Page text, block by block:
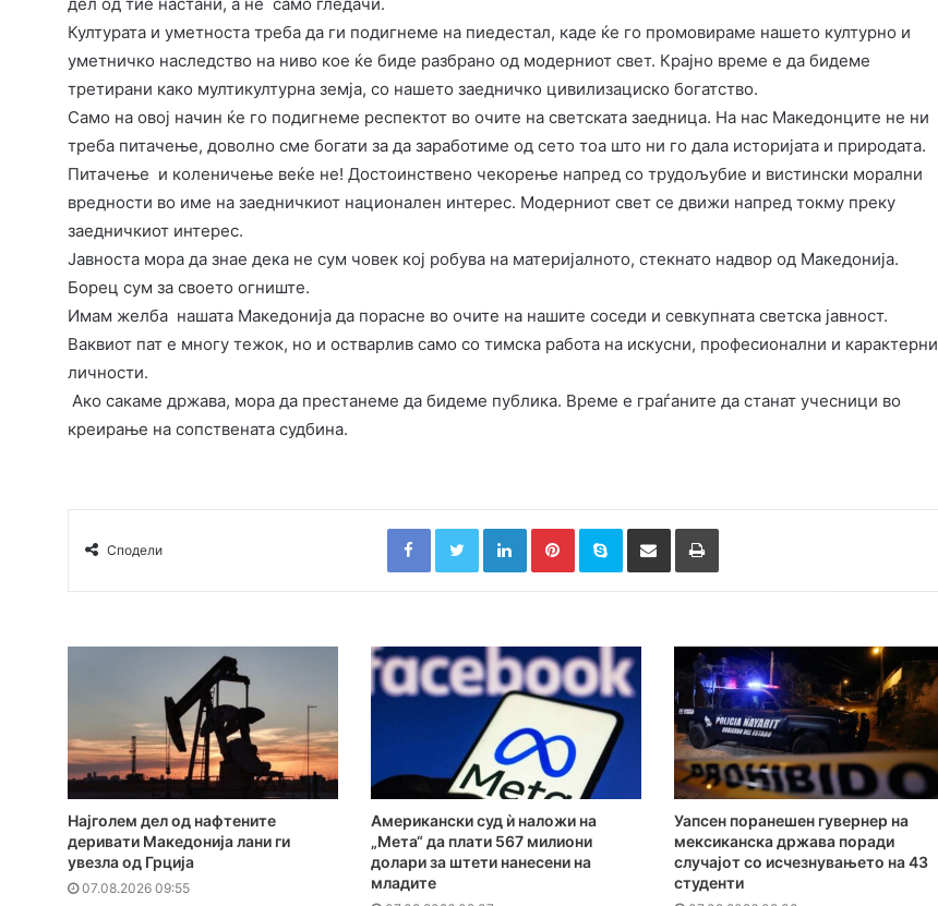
Културата и уметноста треба да ги подигнеме на пиедестал, каде ќе го промовираме нашето културно и
уметничко наследство на ниво кое ќе биде разбрано од модерниот свет. Крајно време е да бидеме
третирани како мултикултурна земја, со нашето заедничко цивилизациско богатство.
Само на овој начин ќе го подигнеме респектот во очите на светската заедница. На нас Македонците не ни
треба питачење, доволно сме богати за да заработиме од сето тоа што ни го дала историјата и природата.
Питачење и коленичење веќе не! Достоинствено чекорење напред со трудољубие и вистински морални
вредности во име на заедничкиот национален интерес. Модерниот свет се движи напред токму преку
заедничкиот интерес.
Јавноста мора да знае дека не сум човек кој робува на материјалното, стекнато надвор од Македонија.
Борец сум за своето огниште.
Имам желба нашата Македонија да порасне во очите на нашите соседи и севкупната светска јавност.
Ваквиот пат е многу тежок, но и остварлив само со тимска работа на искусни, професионални и карактерни
личности.
Ако сакаме држава, мора да престанеме да бидеме публика. Време е граѓаните да станат учесници во
креирање на сопствената судбина.
Сподели
FacebookTwitterLinkedInPinterestSkype Сподели преку Е-маил Испринтај
Најголем дел од нафтените
деривати Македонија лани ги
увезла од Грција
07.08.2026 09:55
Американски суд ѝ наложи на
„Мета“ да плати 567 милиони
долари за штети нанесени на
младите
Уапсен поранешен гувернер на
мексиканска држава поради
случајот со исчезнувањето на 43
студенти